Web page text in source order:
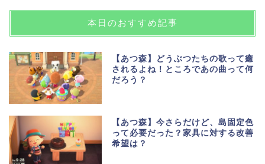
本日のおすすめ記事
【あつ森】どうぶつたちの歌って癒
されるよね！ところであの曲って何
だろう？
【あつ森】今さらだけど、島固定色
って必要だった？家具に対する改善
希望は？